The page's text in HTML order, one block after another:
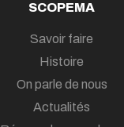
SCOPEMA
Savoir faire
Histoire
On parle de nous
Actualités